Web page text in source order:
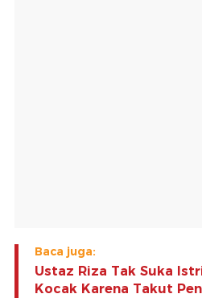
Baca juga:
Ustaz Riza Tak Suka
Kocak Karena Takut